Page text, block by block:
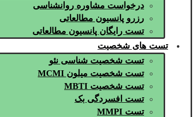
درخواست مشاوره روانشناسی
رزرو پانسیون مطالعاتی
تست رایگان پانسیون مطالعاتی
تست های شخصیت
تست شخصیت شناسی نئو
تست شخصیت میلون MCMI
تست شخصیت MBTI
تست افسردگی بک
تست MMPI